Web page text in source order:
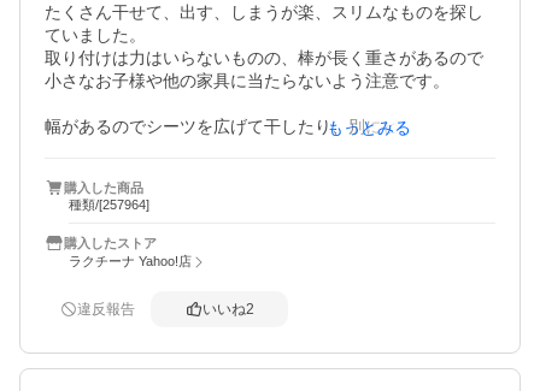
たくさん干せて、出す、しまうが楽、スリムなものを探し
ていました。
取り付けは力はいらないものの、棒が長く重さがあるので
小さなお子様や他の家具に当たらないよう注意です。
幅があるのでシーツを広げて干したり、別にピンチハンガ
下段を低めにしたら、子供が楽しそうに干しています。
冬は寒いので外に干してもタオルが冷たくなるので、室内
にて太陽光で乾くのはとても良いです。
ツッパリのほか、干す竿(ポール)が二本付いているのもとて
もっとみる
購入した商品
種類/[257964]
購入したストア
ラクチーナ Yahoo!店
違反報告 いいね2